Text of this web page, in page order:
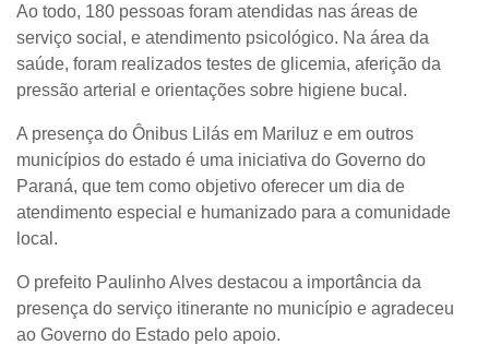
Ao todo, 180 pessoas foram atendidas nas áreas de
serviço social, e atendimento psicológico. Na área da
saúde, foram realizados testes de glicemia, aferição da
pressão arterial e orientações sobre higiene bucal.
A presença do Ônibus Lilás em Mariluz e em outros
municípios do estado é uma iniciativa do Governo do
Paraná, que tem como objetivo oferecer um dia de
atendimento especial e humanizado para a comunidade
local.
O prefeito Paulinho Alves destacou a importância da
presença do serviço itinerante no município e agradeceu
ao Governo do Estado pelo apoio.